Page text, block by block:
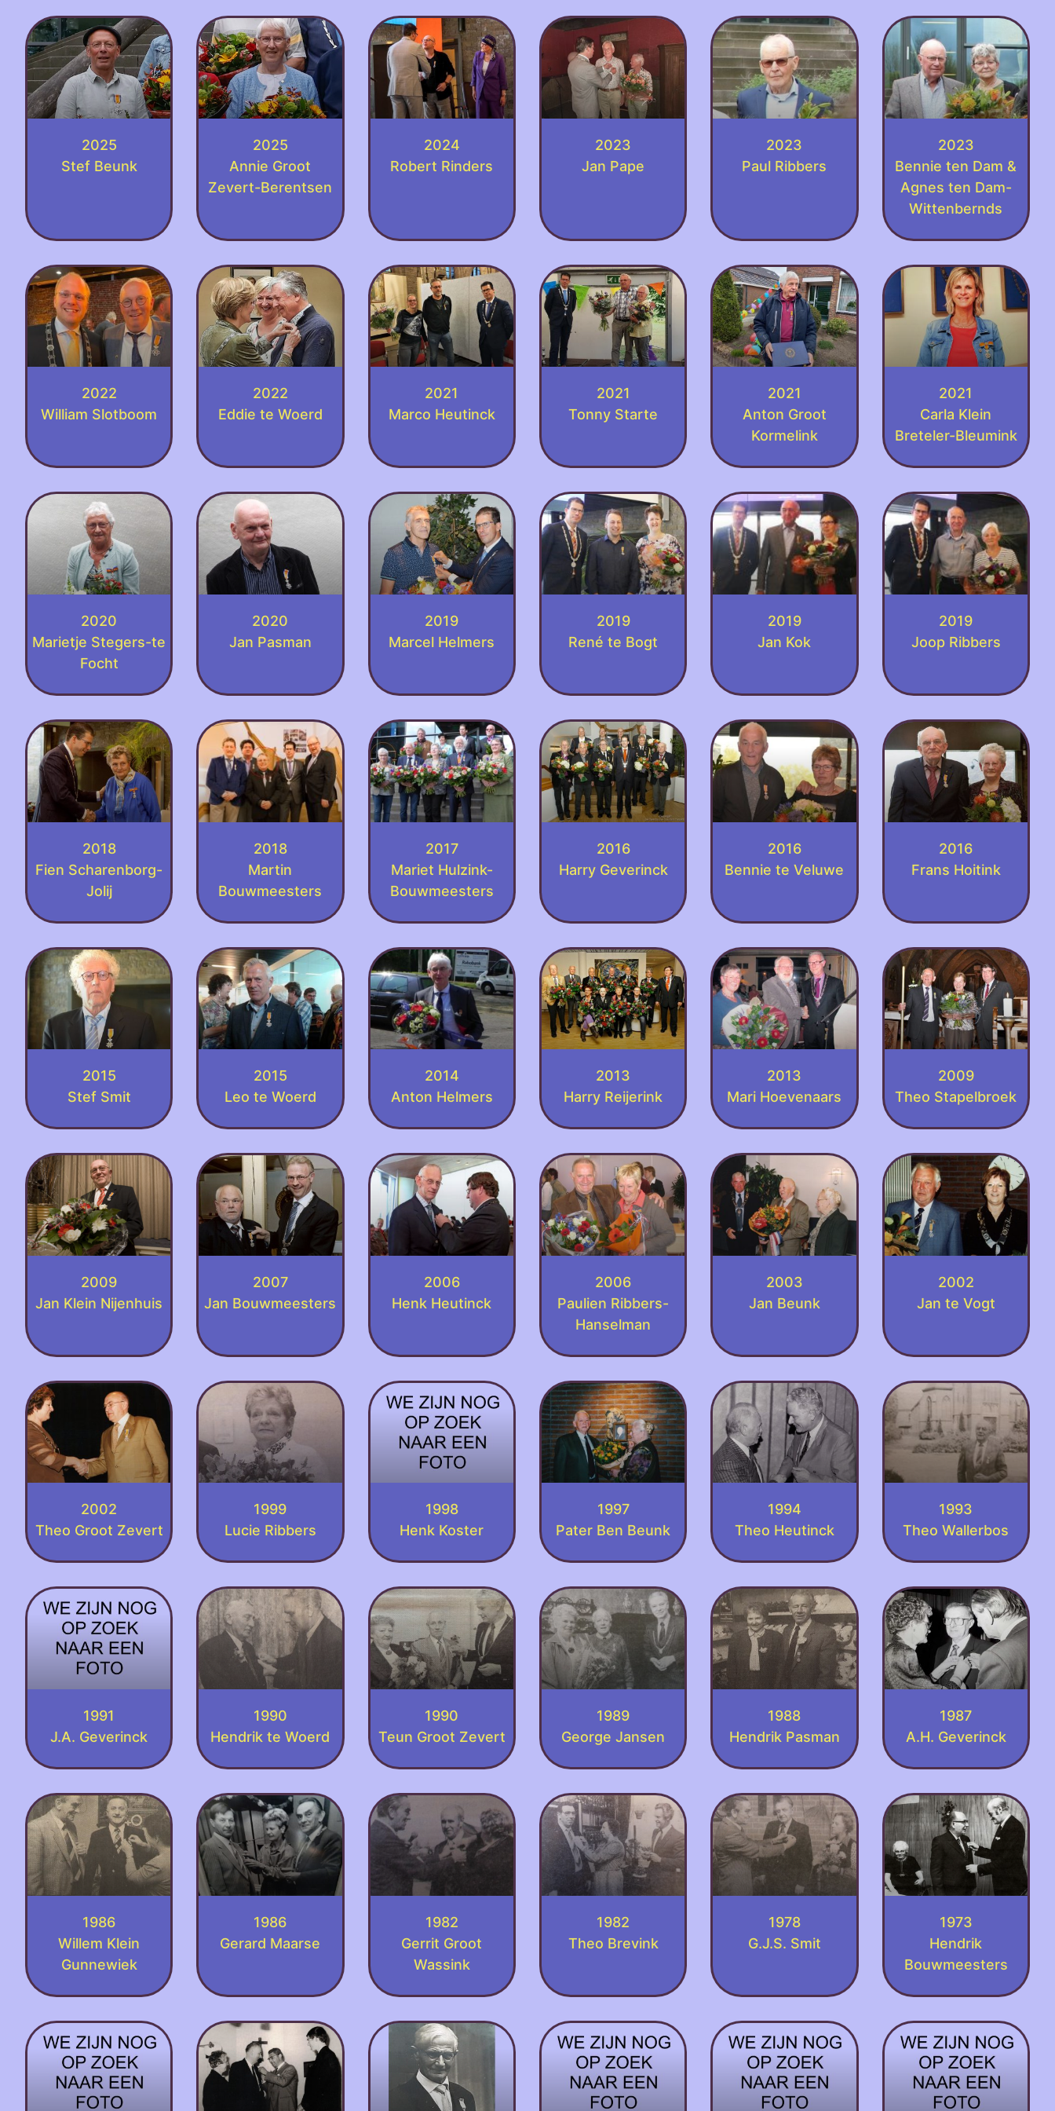
2025
Stef Beunk
2025
Annie Groot
Zevert-Berentsen
2024
Robert Rinders
2023
Jan Pape
2023
Paul Ribbers
2023
Bennie ten Dam &
Agnes ten Dam-
Wittenbernds
2022
William Slotboom
2022
Eddie te Woerd
2021
Marco Heutinck
2021
Tonny Starte
2021
Anton Groot
Kormelink
2021
Carla Klein
Breteler-Bleumink
2020
Marietje Stegers-te
Focht
2020
Jan Pasman
2019
Marcel Helmers
2019
René te Bogt
2019
Jan Kok
2019
Joop Ribbers
2018
Fien Scharenborg-
Jolij
2018
Martin
Bouwmeesters
2017
Mariet Hulzink-
Bouwmeesters
2016
Harry Geverinck
2016
Bennie te Veluwe
2016
Frans Hoitink
2015
Stef Smit
2015
Leo te Woerd
2014
Anton Helmers
2013
Harry Reijerink
2013
Mari Hoevenaars
2009
Theo Stapelbroek
2009
Jan Klein Nijenhuis
2007
Jan Bouwmeesters
2006
Henk Heutinck
2006
Paulien Ribbers-
Hanselman
2003
Jan Beunk
2002
Jan te Vogt
2002
Theo Groot Zevert
1999
Lucie Ribbers
1998
Henk Koster
1997
Pater Ben Beunk
1994
Theo Heutinck
1993
Theo Wallerbos
1991
J.A. Geverinck
1990
Hendrik te Woerd
1990
Teun Groot Zevert
1989
George Jansen
1988
Hendrik Pasman
1987
A.H. Geverinck
1986
Willem Klein
Gunnewiek
1986
Gerard Maarse
1982
Gerrit Groot
Wassink
1982
Theo Brevink
1978
G.J.S. Smit
1973
Hendrik
Bouwmeesters